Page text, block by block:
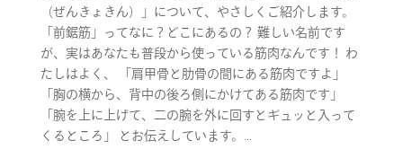
（ぜんきょきん）」について、やさしくご紹介します。
「前鋸筋」ってなに？どこにあるの？ 難しい名前です
が、実はあなたも普段から使っている筋肉なんです！ わ
たしはよく、 「肩甲骨と肋骨の間にある筋肉ですよ」
「胸の横から、背中の後ろ側にかけてある筋肉です」
「腕を上に上げて、二の腕を外に回すとギュッと入って
くるところ」 とお伝えしています。...